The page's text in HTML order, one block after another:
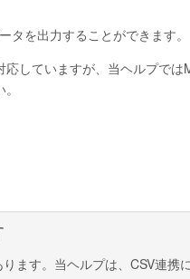
タを出力することができます。
していますが、当ヘルプで
ます。当ヘルプは、CSV連携